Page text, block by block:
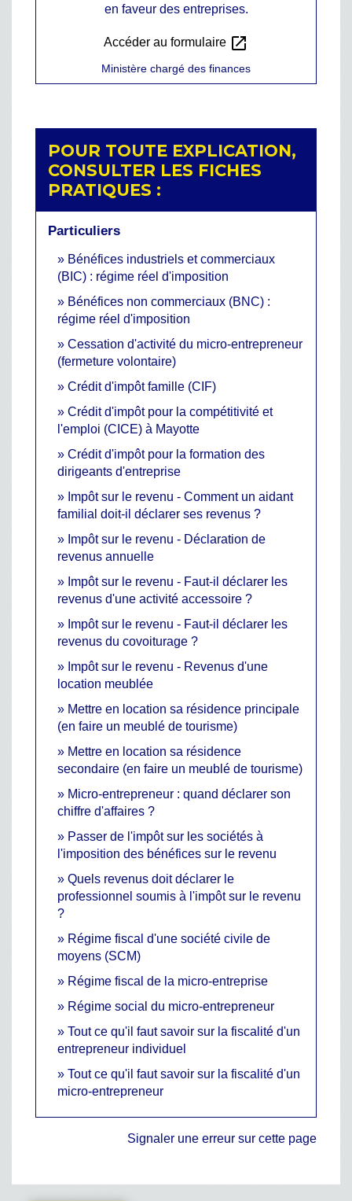
en faveur des entreprises.
Accéder au formulaire open_in_new
Ministère chargé des finances
POUR TOUTE EXPLICATION,
CONSULTER LES FICHES
PRATIQUES :
Particuliers
Bénéfices industriels et commerciaux
(BIC) : régime réel d'imposition
Bénéfices non commerciaux (BNC) :
régime réel d'imposition
Cessation d'activité du micro-entrepreneur
(fermeture volontaire)
Crédit d'impôt famille (CIF)
Crédit d'impôt pour la compétitivité et
l'emploi (CICE) à Mayotte
Crédit d'impôt pour la formation des
dirigeants d'entreprise
Impôt sur le revenu - Comment un aidant
familial doit-il déclarer ses revenus ?
Impôt sur le revenu - Déclaration de
revenus annuelle
Impôt sur le revenu - Faut-il déclarer les
revenus d'une activité accessoire ?
Impôt sur le revenu - Faut-il déclarer les
revenus du covoiturage ?
Impôt sur le revenu - Revenus d'une
location meublée
Mettre en location sa résidence principale
(en faire un meublé de tourisme)
Mettre en location sa résidence
secondaire (en faire un meublé de tourisme)
Micro-entrepreneur : quand déclarer son
chiffre d'affaires ?
Passer de l'impôt sur les sociétés à
l'imposition des bénéfices sur le revenu
Quels revenus doit déclarer le
professionnel soumis à l'impôt sur le revenu
?
Régime fiscal d'une société civile de
moyens (SCM)
Régime fiscal de la micro-entreprise
Régime social du micro-entrepreneur
Tout ce qu'il faut savoir sur la fiscalité d'un
entrepreneur individuel
Tout ce qu'il faut savoir sur la fiscalité d'un
micro-entrepreneur
Signaler une erreur sur cette page